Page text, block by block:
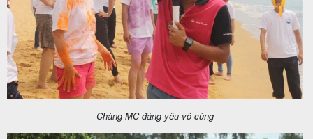
Chàng MC đáng yêu vô cùng